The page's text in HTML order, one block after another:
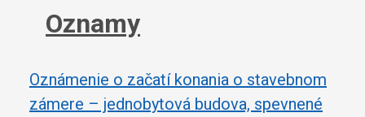
Oznamy
Oznámenie o začatí konania o stavebnom
zámere – jednobytová budova, spevnené